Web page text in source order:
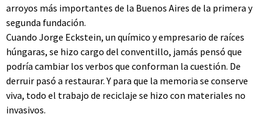
arroyos más importantes de la Buenos Aires de la primera y
segunda fundación.
Cuando Jorge Eckstein, un químico y empresario de raíces
húngaras, se hizo cargo del conventillo, jamás pensó que
podría cambiar los verbos que conforman la cuestión. De
derruir pasó a restaurar. Y para que la memoria se conserve
viva, todo el trabajo de reciclaje se hizo con materiales no
invasivos.